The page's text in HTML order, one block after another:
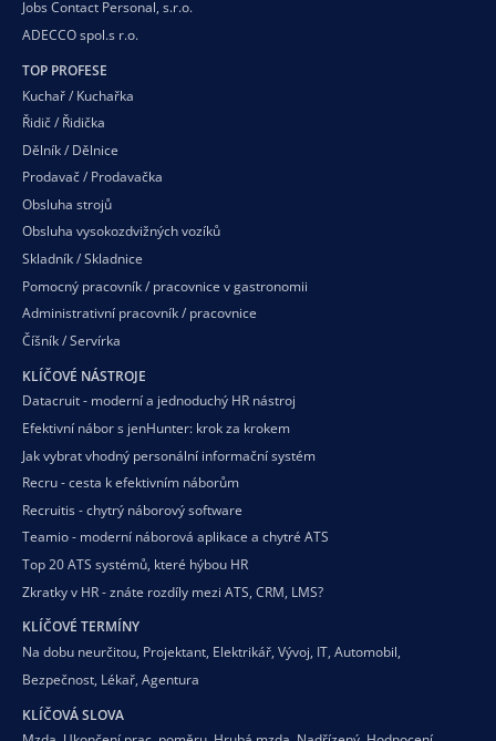
Jobs Contact Personal, s.r.o.
ADECCO spol.s r.o.
TOP PROFESE
Kuchař / Kuchařka
Řidič / Řidička
Dělník / Dělnice
Prodavač / Prodavačka
Obsluha strojů
Obsluha vysokozdvižných vozíků
Skladník / Skladnice
Pomocný pracovník / pracovnice v gastronomii
Administrativní pracovník / pracovnice
Číšník / Servírka
KLÍČOVÉ NÁSTROJE
Datacruit - moderní a jednoduchý HR nástroj
Efektivní nábor s jenHunter: krok za krokem
Jak vybrat vhodný personální informační systém
Recru - cesta k efektivním náborům
Recruitis - chytrý náborový software
Teamio - moderní náborová aplikace a chytré ATS
Top 20 ATS systémů, které hýbou HR
Zkratky v HR - znáte rozdíly mezi ATS, CRM, LMS?
KLÍČOVÉ TERMÍNY
Na dobu neurčitou, Projektant, Elektrikář, Vývoj, IT, Automobil,
Bezpečnost, Lékař, Agentura
KLÍČOVÁ SLOVA